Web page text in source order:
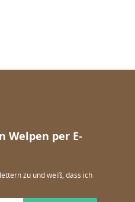
Welpen per E-
zu und weiß, dass ich